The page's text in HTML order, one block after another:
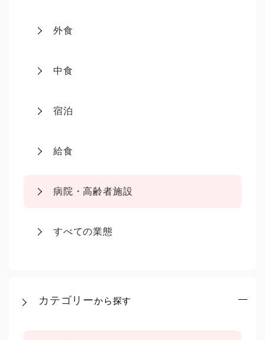
外食
中食
宿泊
給食
病院・高齢者施設
すべての業態
カテゴリーから探す